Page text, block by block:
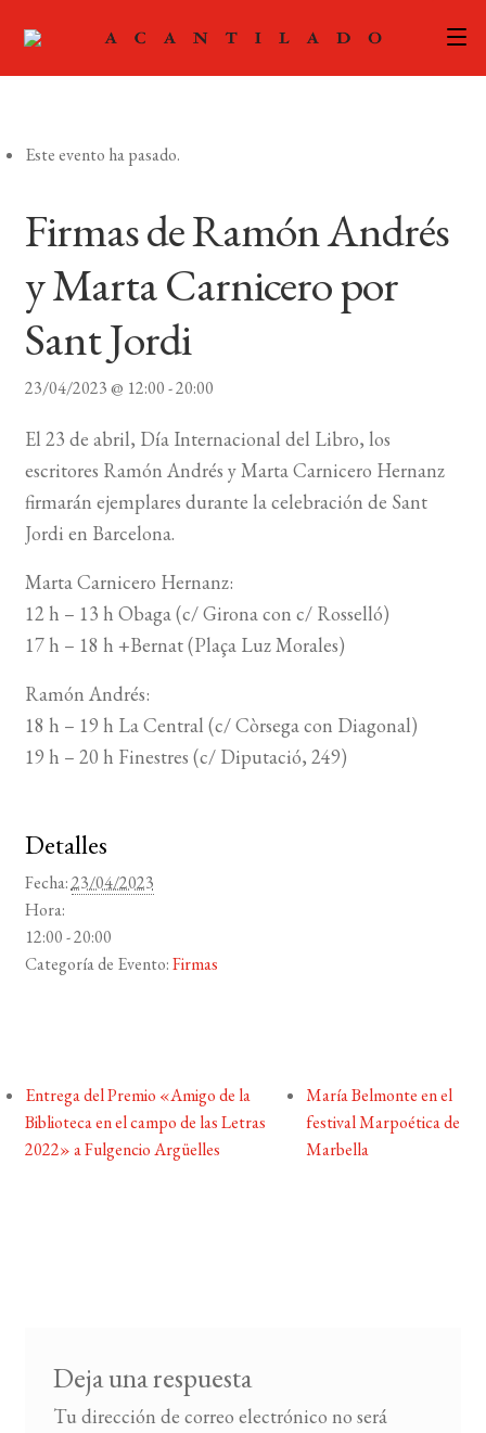
menú
ACTUALIDAD
el
CONTACTO
MI CUENTA
LISTA DE LIBROS
Este evento ha pasado.
Firmas de Ramón Andrés
y Marta Carnicero por
Sant Jordi
23/04/2023 @ 12:00-20:00
El 23 de abril, Día Internacional del Libro, los
escritores Ramón Andrés y Marta Carnicero Hernanz
firmarán ejemplares durante la celebración de Sant
Jordi en Barcelona.
Marta Carnicero Hernanz:
12 h – 13 h Obaga (c/ Girona con c/ Rosselló)
17 h – 18 h +Bernat (Plaça Luz Morales)
Ramón Andrés:
18 h – 19 h La Central (c/ Còrsega con Diagonal)
19 h – 20 h Finestres (c/ Diputació, 249)
Detalles
Fecha:23/04/2023
Hora:
12:00 - 20:00
Categoría de Evento:Firmas
Entrega del Premio «Amigo de la
Biblioteca en el campo de las Letras
2022» a Fulgencio Argüelles
María Belmonte en el
festival Marpoética de
Marbella
Deja una respuesta
Tu dirección de correo electrónico no será